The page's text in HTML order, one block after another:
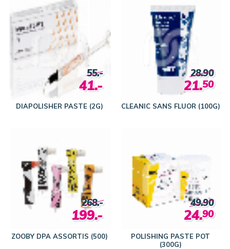
DIAPOLISHER PASTE (2G)
55.-
41.-
CLEANIC SANS FLUOR (100G)
28.90
21.50
ZOOBY DPA ASSORTIS (500)
268.-
199.-
POLISHING PASTE POT
(300G)
49.90
24.90